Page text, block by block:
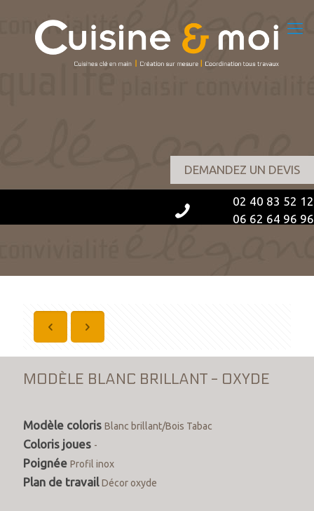
DEMANDEZ UN DEVIS
02 40 83 52 12
06 62 64 96 96
MODÈLE BLANC BRILLANT - OXYDE
Modèle coloris Blanc brillant/Bois Tabac
Coloris joues -
Poignée Profil inox
Plan de travailDécor oxyde